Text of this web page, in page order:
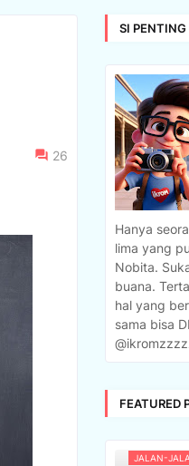
26
SI
Hanya
lima yang
Nobita.
buana.
hal yang
sama bisa
FEATURED
JALAN-